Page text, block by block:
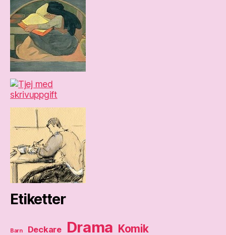
Etiketter
Barn Deckare Drama Komik